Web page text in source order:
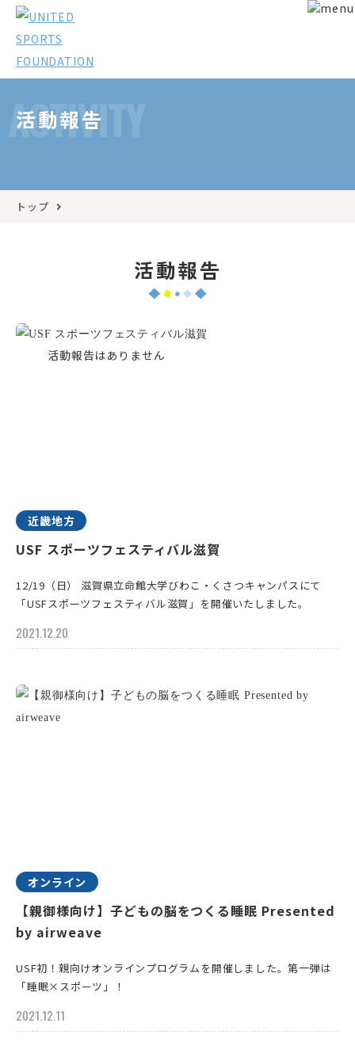
ACTIVITY
活動報告
トップ
活動報告
近畿地方
USF スポーツフェスティバル滋賀
12/19（日） 滋賀県立命館大学びわこ・くさつキャンパスにて
「USFスポーツフェスティバル滋賀」を開催いたしました。
2021.12.20
オンライン
【親御様向け】子どもの脳をつくる睡眠 Presented
by airweave
USF初！親向けオンラインプログラムを開催しました。第一弾は
「睡眠×スポーツ」！
2021.12.11